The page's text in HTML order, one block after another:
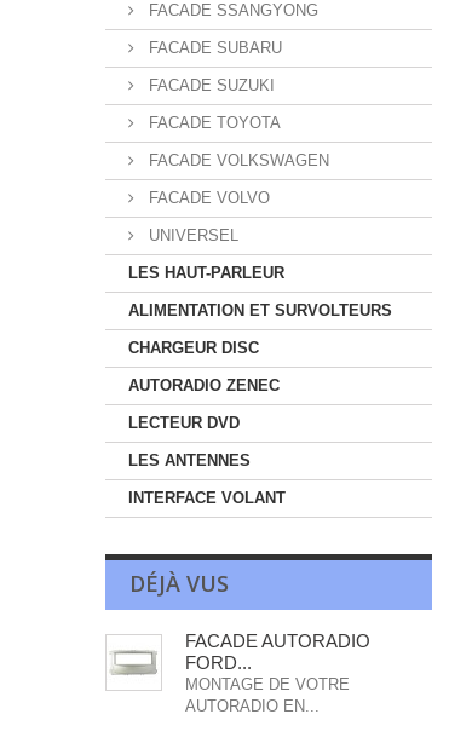
FACADE SSANGYONG
FACADE SUBARU
FACADE SUZUKI
FACADE TOYOTA
FACADE VOLKSWAGEN
FACADE VOLVO
UNIVERSEL
LES HAUT-PARLEUR
ALIMENTATION ET SURVOLTEURS
CHARGEUR DISC
AUTORADIO ZENEC
LECTEUR DVD
LES ANTENNES
INTERFACE VOLANT
DÉJÀ VUS
FACADE AUTORADIO
FORD...
MONTAGE DE VOTRE
AUTORADIO EN...